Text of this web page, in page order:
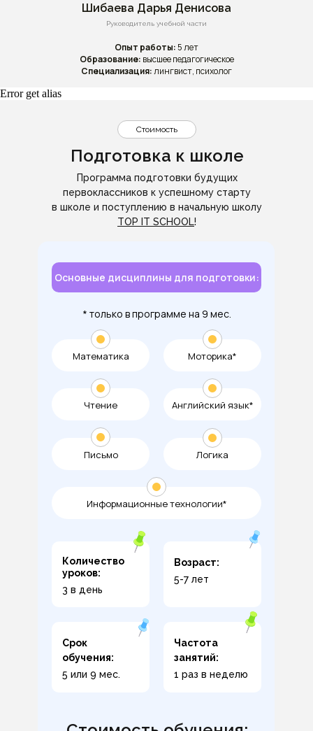
Шибаева Дарья Денисова
Руководитель учебной части
Опыт работы: 5 лет
Образование: высшее педагогическое
Специализация:лингвист, психолог
Error get alias
Стоимость
Подготовка к школе
Программа подготовки будущих
первоклассников к успешному старту
в школе и поступлению в начальную школу
TOP IT SCHOOL!
Основные дисциплины для подготовки:
Математика
Чтение
Письмо
Моторика*
Английский язык*
Логика
Информационные технологии*
Количество
уроков:
3 в день
Возраст:
5-7 лет
Срок
обучения:
Частота
занятий:
1 раз в неделю
5 или 9 мес.
* только в программе на 9 мес.